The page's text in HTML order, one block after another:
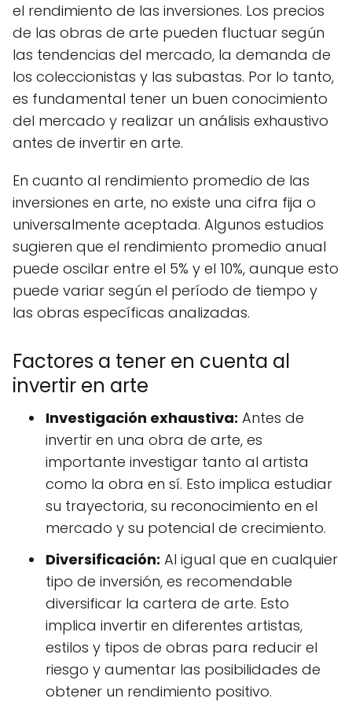
el rendimiento de las inversiones. Los precios
de las obras de arte pueden fluctuar según
las tendencias del mercado, la demanda de
los coleccionistas y las subastas. Por lo tanto,
es fundamental tener un buen conocimiento
del mercado y realizar un análisis exhaustivo
antes de invertir en arte.
En cuanto al rendimiento promedio de las
inversiones en arte, no existe una cifra fija o
universalmente aceptada. Algunos estudios
sugieren que el rendimiento promedio anual
puede oscilar entre el 5% y el 10%, aunque esto
puede variar según el período de tiempo y
las obras específicas analizadas.
Factores a tener en cuenta al
invertir en arte
Investigación exhaustiva: Antes de
invertir en una obra de arte, es
importante investigar tanto al artista
como la obra en sí. Esto implica estudiar
su trayectoria, su reconocimiento en el
mercado y su potencial de crecimiento.
Diversificación: Al igual que en cualquier
tipo de inversión, es recomendable
diversificar la cartera de arte. Esto
implica invertir en diferentes artistas,
estilos y tipos de obras para reducir el
riesgo y aumentar las posibilidades de
obtener un rendimiento positivo.